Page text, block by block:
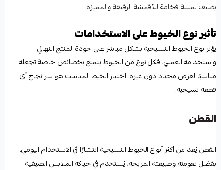
يضيف لمسة فخامة للأقمشة الرقيقة والمميزة.
تأثير نوع الخيوط على الاستخدامات
يؤثر نوع الخيوط النسيجية بشكل مباشر على جودة المنتج النهائي
واستخدامه العملي، فكل نوع من الخيوط يتمتع بخصائص خاصة تجعله
مناسبًا لغرض محدد دون غيره. اختيار الخيط المناسب هو سر نجاح أي
قطعة نسيجية.
القطن
القطن يُعد من أكثر أنواع الخيوط النسيجية انتشارًا في الاستخدام اليومي.
بفضل نعومته وطبيعته المريحة، يُستخدم في حياكة الملابس الصيفية